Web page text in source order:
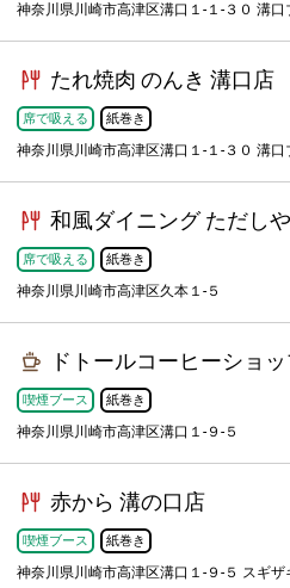
神奈川県川崎市高津区溝口１-１-３０ 溝口
たれ焼肉 のんき 溝口店
席で吸える 紙巻き
神奈川県川崎市高津区溝口１-１-３０ 溝口
和風ダイニング ただしや
席で吸える 紙巻き
神奈川県川崎市高津区久本１-５
ドトールコーヒーショ
喫煙ブース 紙巻き
神奈川県川崎市高津区溝口１-９-５
赤から 溝の口店
喫煙ブース 紙巻き
神奈川県川崎市高津区溝口１-９-５ スギザ